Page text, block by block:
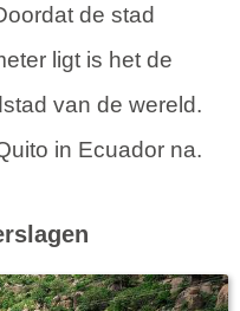
de stad
ligt is het de
van de wereld.
in Ecuador na.